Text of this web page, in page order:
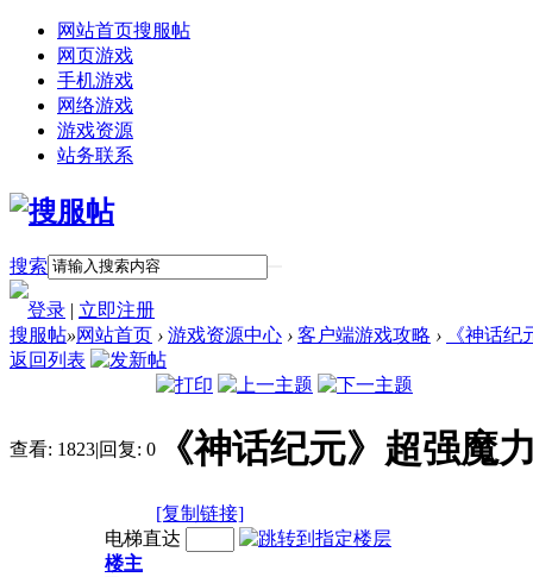
网站首页搜服帖
网页游戏
手机游戏
网络游戏
游戏资源
站务联系
搜索
登录 | 立即注册
搜服帖»网站首页 › 游戏资源中心 › 客户端游戏攻略 ›
《神话
返回列表
查看: 1823|回复: 0 《神话纪元》超强魔
[复制链接]
电梯直达
楼主